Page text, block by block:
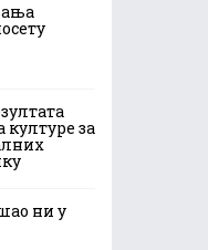
културе за
ни у